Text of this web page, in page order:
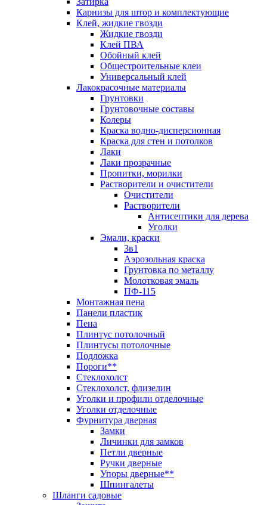
Карнизы для штор и комплектующие
Клей, жидкие гвозди
Жидкие гвозди
Клей ПВА
Обойный клей
Общестроительные клеи
Универсальный клей
Лакокрасочные материалы
Грунтовки
Грунтовочные составы
Колеры
Краска водно-дисперсионная
Краска для стен и потолков
Лаки
Лаки прозрачные
Пропитки, морилки
Растворители и очистители
Очистители
Растворители
Антисептики для дерева
Уголки
Эмали, краски
3в1
Аэрозольная краска
Грунтовка по металлу
Молотковая эмаль
ПФ-115
Монтажная пена
Панели пластик
Пена
Плинтус потолочный
Плинтусы потолочные
Подложка
Пороги**
Стеклохолст
Стеклохолст, флизелин
Уголки и профили отделочные
Уголки отделочные
Фурнитура дверная
Замки
Личинки для замков
Петли дверные
Ручки дверные
Упоры дверные**
Шпингалеты
Шланги садовые